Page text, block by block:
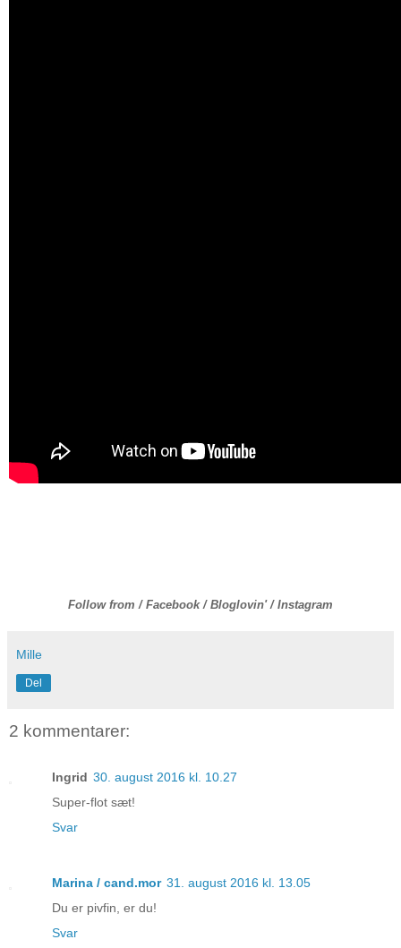
Follow from / Facebook/ Bloglovin' / Instagram
Mille
Del
2 kommentarer:
Ingrid 30. august 2016 kl. 10.27
Super-flot sæt!
Svar
Marina / cand.mor 31. august 2016 kl. 13.05
Du er pivfin, er du!
Svar